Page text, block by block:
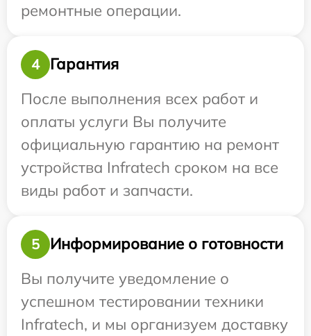
ремонтные операции.
4
Гарантия
После выполнения всех работ и
оплаты услуги Вы получите
официальную гарантию на ремонт
устройства Infratech сроком на все
виды работ и запчасти.
5
Информирование о готовности
Вы получите уведомление о
успешном тестировании техники
Infratech, и мы организуем доставку